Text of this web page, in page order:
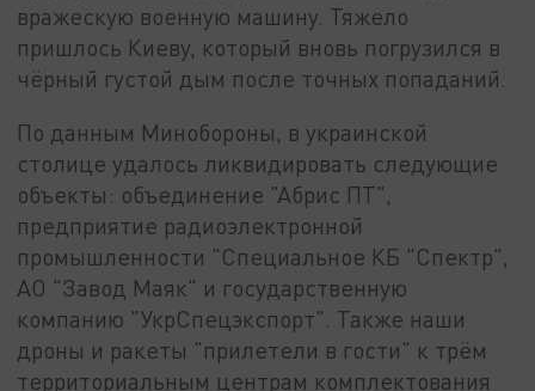
вражескую военную машину. Тяжело
пришлось Киеву, который вновь погрузился в
чёрный густой дым после точных попаданий.
По данным Минобороны, в украинской
столице удалось ликвидировать следующие
объекты: объединение "Абрис ПТ",
предприятие радиоэлектронной
промышленности "Специальное КБ "Спектр",
АО "Завод Маяк" и государственную
компанию "УкрСпецэкспорт". Также наши
дроны и ракеты "прилетели в гости" к трём
территориальным центрам комплектования